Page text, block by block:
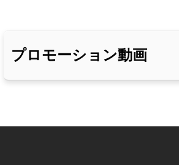
プロモーション動画